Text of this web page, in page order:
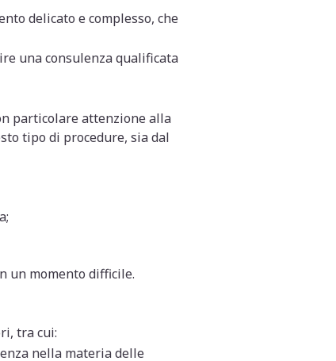
delicato e complesso, che
una consulenza qualificata
particolare attenzione alla
tipo di procedure, sia dal
un momento difficile.
tra cui:
nella materia delle